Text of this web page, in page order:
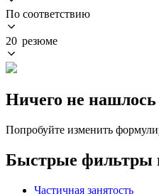
По соответствию
20 резюме
Ничего не нашлось
Попробуйте изменить
Быстрые фильтры
Частичная занятость